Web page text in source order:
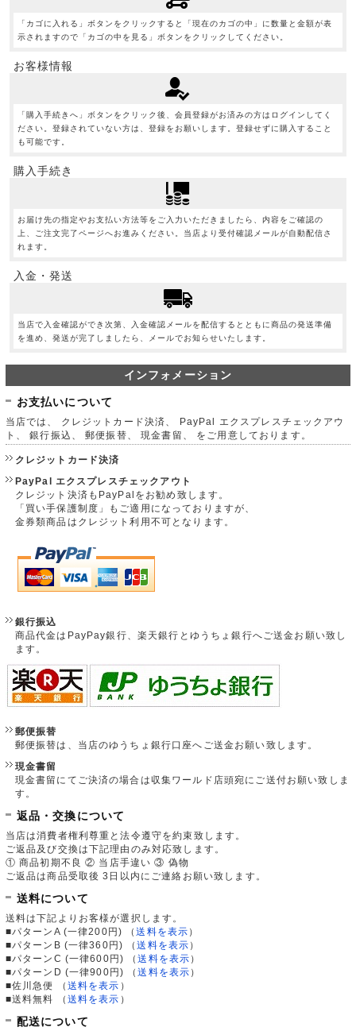
「カゴに入れる」ボタンをクリックすると「現在のカゴの中」に数量と金額が表
示されますので「カゴの中を見る」ボタンをクリックしてください。
お客様情報
「購入手続きへ」ボタンをクリック後、会員登録がお済みの方はログインしてく
ださい。登録されていない方は、登録をお願いします。登録せずに購入すること
も可能です。
購入手続き
お届け先の指定やお支払い方法等をご入力いただきましたら、内容をご確認の
上、ご注文完了ページへお進みください。当店より受付確認メールが自動配信さ
れます。
入金・発送
当店で入金確認ができ次第、入金確認メールを配信するとともに商品の発送準備
を進め、発送が完了しましたら、メールでお知らせいたします。
インフォメーション
お支払いについて
当店では、 クレジットカード決済、 PayPal エクスプレスチェックアウ
ト、 銀行振込、 郵便振替、 現金書留、 をご用意しております。
クレジットカード決済
PayPal エクスプレスチェックアウト
クレジット決済もPayPalをお勧め致します。
「買い手保護制度」もご適用になっておりますが、
金券類商品はクレジット利用不可となります。
銀行振込
商品代金はPayPay銀行、楽天銀行とゆうちょ銀行へご送金お願い致し
ます。
郵便振替
郵便振替は、当店のゆうちょ銀行口座へご送金お願い致します。
現金書留
現金書留にてご決済の場合は収集ワールド店頭宛にご送付お願い致しま
す。
返品・交換について
当店は消費者権利尊重と法令遵守を約束致します。
ご返品及び交換は下記理由のみ対応致します。
① 商品初期不良 ② 当店手違い ③ 偽物
ご返品は商品受取後 3日以内にご連絡お願い致します。
送料について
送料は下記よりお客様が選択します。
■パターンA (一律200円)
（送料を表示 ）
■パターンB (一律360円)
（送料を表示 ）
■パターンC (一律600円)
（送料を表示 ）
■パターンD (一律900円)
（送料を表示 ）
■佐川急便
（ 送料を表示 ）
■送料無料
（ 送料を表示 ）
配送について